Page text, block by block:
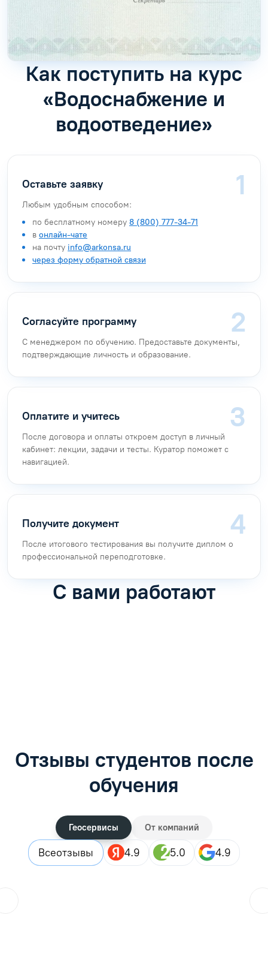
Как поступить на курс
«Водоснабжение и
водоотведение»
Оставьте заявку
Любым удобным способом:
по бесплатному номеру 8 (800) 777-34-71
в онлайн-чате
на почту info@arkonsa.ru
через форму обратной связи
Согласуйте программу
С менеджером по обучению. Предоставьте документы,
подтверждающие личность и образование.
Оплатите и учитесь
После договора и оплаты откроем доступ в личный
кабинет: лекции, задачи и тесты. Куратор поможет с
навигацией.
Получите документ
После итогового тестирования вы получите диплом о
профессиональной переподготовке.
С вами работают
Отзывы студентов после
обучения
Геосервисы От компаний
Всеотзывы 4.9 5.0 4.9